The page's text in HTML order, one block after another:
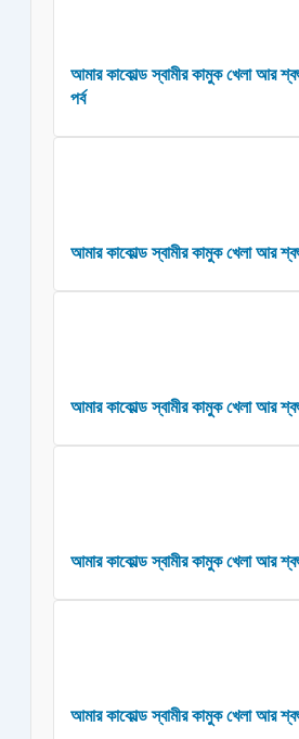
আমার কাকোল্ড স্বামীর কামুক খেলা আর
পর্ব
আমার কাকোল্ড স্বামীর কামুক খেলা আর
আমার কাকোল্ড স্বামীর কামুক খেলা আর
আমার কাকোল্ড স্বামীর কামুক খেলা আর
আমার কাকোল্ড স্বামীর কামুক খেলা আর